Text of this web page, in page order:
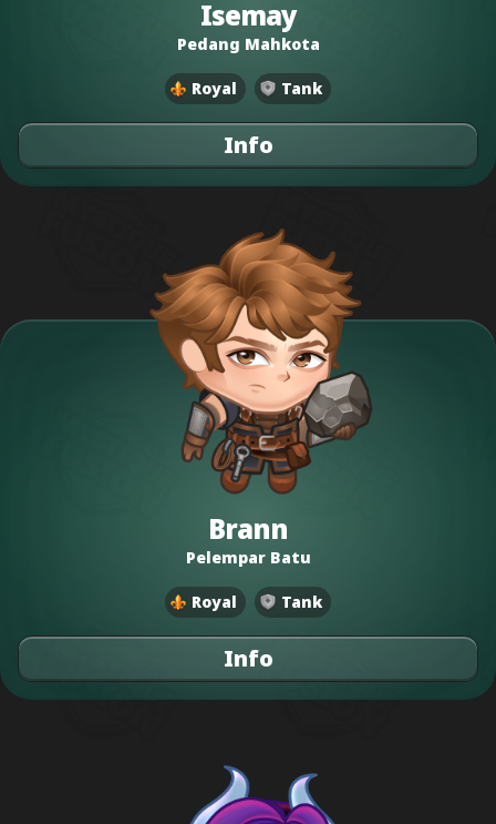
Isemay
Pedang Mahkota
Royal Tank
Info
Brann
Pelempar Batu
Royal Tank
Info